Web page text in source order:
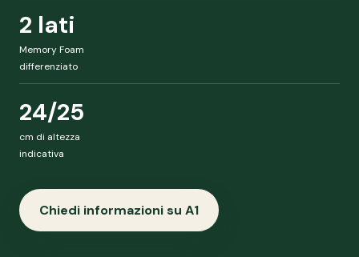
2 lati
Memory Foam
differenziato
24/25
cm di altezza
indicativa
Chiedi informazioni su A1